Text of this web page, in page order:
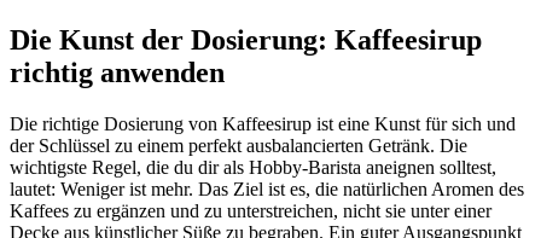
Die Kunst der Dosierung: Kaffeesirup
richtig anwenden
Die richtige Dosierung von Kaffeesirup ist eine Kunst für sich und
der Schlüssel zu einem perfekt ausbalancierten Getränk. Die
wichtigste Regel, die du dir als Hobby-Barista aneignen solltest,
lautet: Weniger ist mehr. Das Ziel ist es, die natürlichen Aromen des
Kaffees zu ergänzen und zu unterstreichen, nicht sie unter einer
Decke aus künstlicher Süße zu begraben. Ein guter Ausgangspunkt